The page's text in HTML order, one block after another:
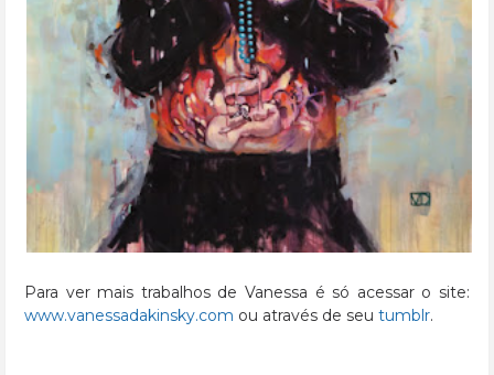
Para ver mais trabalhos de Vanessa é só acessar o site:
www.vanessadakinsky.com ou através de seu tumblr.